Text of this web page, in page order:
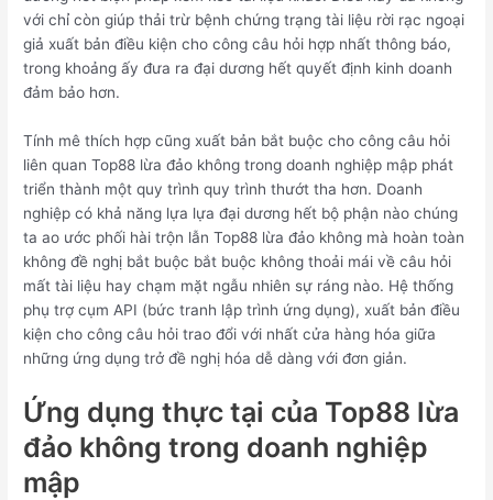
với chỉ còn giúp thải trừ bệnh chứng trạng tài liệu rời rạc ngoại
giả xuất bản điều kiện cho công câu hỏi hợp nhất thông báo,
trong khoảng ấy đưa ra đại dương hết quyết định kinh doanh
đảm bảo hơn.
Tính mê thích hợp cũng xuất bản bắt buộc cho công câu hỏi
liên quan Top88 lừa đảo không trong doanh nghiệp mập phát
triển thành một quy trình quy trình thướt tha hơn. Doanh
nghiệp có khả năng lựa lựa đại dương hết bộ phận nào chúng
ta ao ước phối hài trộn lẫn Top88 lừa đảo không mà hoàn toàn
không đề nghị bắt buộc bắt buộc không thoải mái về câu hỏi
mất tài liệu hay chạm mặt ngẫu nhiên sự ráng nào. Hệ thống
phụ trợ cụm API (bức tranh lập trình ứng dụng), xuất bản điều
kiện cho công câu hỏi trao đổi với nhất cửa hàng hóa giữa
những ứng dụng trở đề nghị hóa dễ dàng với đơn giản.
Ứng dụng thực tại của Top88 lừa
đảo không trong doanh nghiệp
mập